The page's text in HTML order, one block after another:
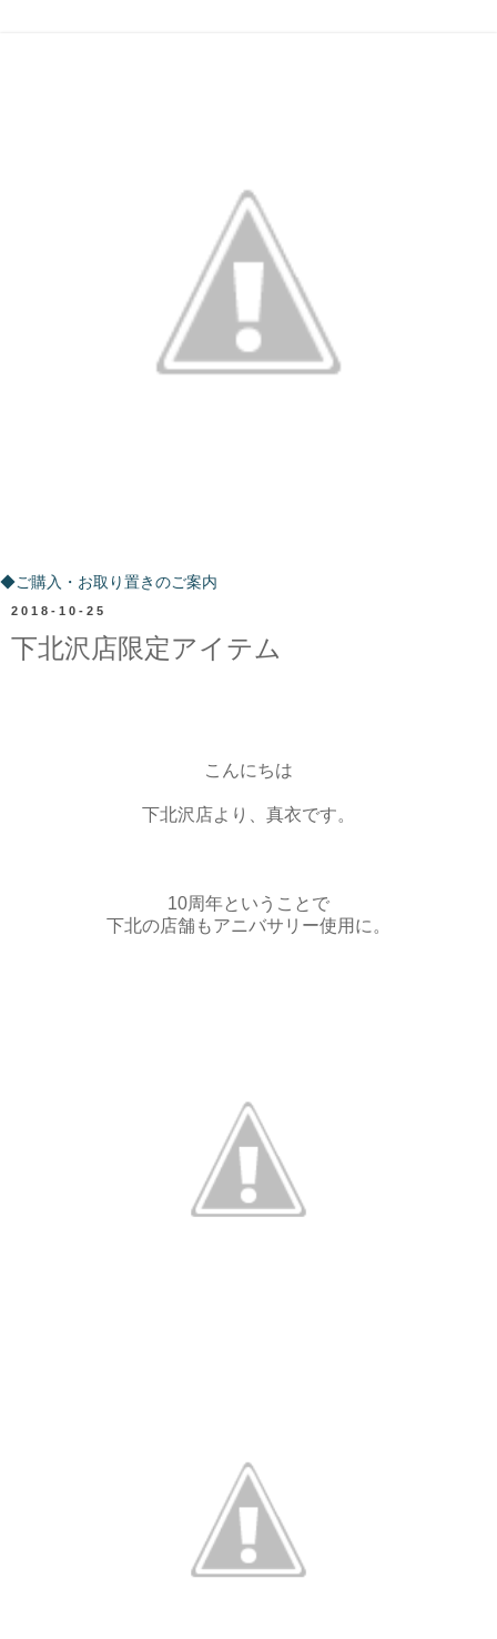
◆ご購入・お取り置きのご案内
2018-10-25
下北沢店限定アイテム
こんにちは
下北沢店より、真衣です。
10周年ということで
下北の店舗もアニバサリー使用に。